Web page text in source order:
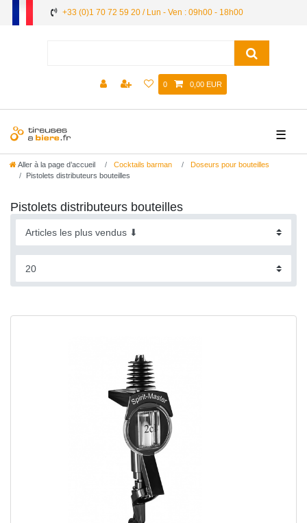
+33 (0)1 70 72 59 20 / Lun - Ven : 09h00 - 18h00
0 0,00 EUR
☰
Aller à la page d’accueil Cocktails barman
Doseurs pour bouteilles
Pistolets distributeurs bouteilles
Pistolets distributeurs bouteilles